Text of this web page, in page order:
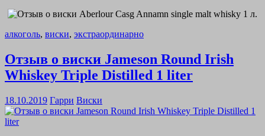
алкоголь, виски, экстраординарно
Отзыв о виски Jameson Round Irish
Whiskey Triple Distilled 1 liter
18.10.2019 Гарри Виски